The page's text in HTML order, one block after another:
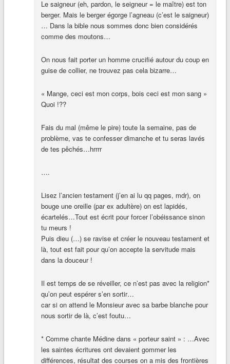
Le saigneur (eh, pardon, le seigneur = le maître) est ton
berger. Mais le berger égorge l’agneau (c’est le saigneur)
… Dans la bible nous sommes donc bien considérés
comme des moutons…
On nous fait porter un homme crucifié autour du coup en
guise de collier, ne trouvez pas cela bizarre…
« Mange, ceci est mon corps, bois ceci est mon sang »
Quoi !??
Fais du mal (même le pire) toute la semaine, pas de
problème, vas te confesser dimanche et tu seras lavés
de tes pêchés…hrrrr
….
Lisez l’ancien testament (j’en ai lu qq pages, mdr), on
bouge une oreille (par ex adultère) on est lapidés,
écartelés…Tout est écrit pour forcer l’obéissance sinon
tu meurs !
Puis dieu (…) se ravise et créer le nouveau testament et
là, tout est fait pour qu’on accepte la servitude mais
dans la douceur !
Il est temps de se réveiller, ce n’est pas avec la religion*
qu’on peut espérer s’en sortir…
car si on attend le Monsieur avec sa barbe blanche pour
nous sortir de là, c’est foutu…
* Comme chante Médine dans « porteur saint » : …Avec
les saintes écritures ont devaient gommer les
différences, résultat des courses on a mis des frontières